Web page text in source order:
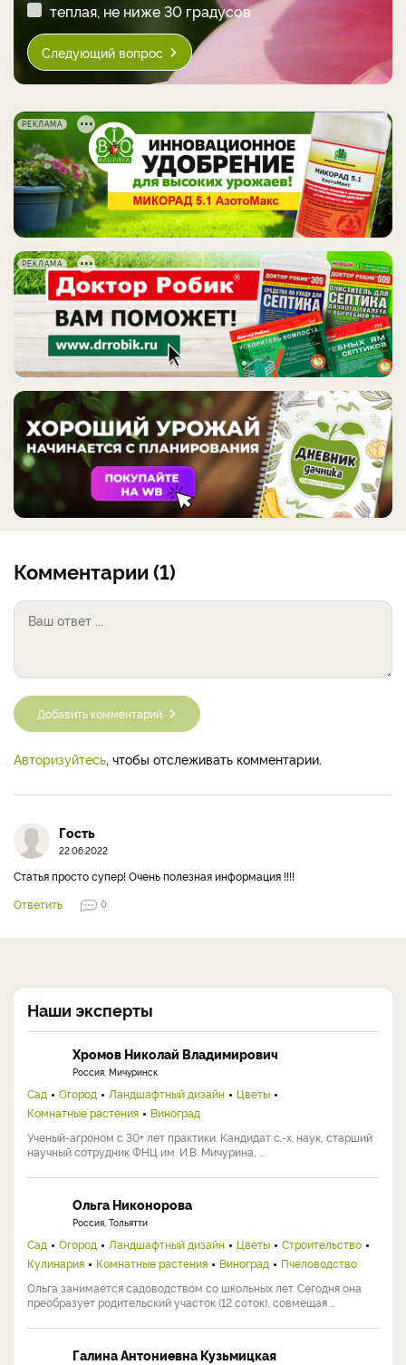
теплая, не ниже 30 градусов
Следующий вопрос
РЕКЛАМА
РЕКЛАМА
Комментарии (1)
Добавить комментарий
Авторизуйтесь , чтобы отслеживать комментарии.
Гость
22.06.2022
Статья просто супер! Очень полезная информация !!!!
Ответить
0
Наши эксперты
Хромов Николай Владимирович
Россия, Мичуринск
Сад Огород Ландшафтный дизайн
Цветы
Комнатные растения
Виноград
Ученый-агроном с 30+ лет практики. Кандидат с.-х. наук, старший
научный сотрудник ФНЦ им. И.В. Мичурина, ...
Ольга Никонорова
Россия, Тольятти
Сад Огород Ландшафтный дизайн Цветы
Строительство
Кулинария
Комнатные растения Виноград
Пчеловодство
Ольга занимается садоводством со школьных лет. Сегодня она
преобразует родительский участок (12 соток), совмещая ...
Галина Антониевна Кузьмицкая